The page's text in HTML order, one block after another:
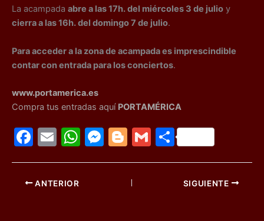
La acampada abre a las 17h. del miércoles 3 de julio y
cierra a las 16h. del domingo 7 de julio.
Para acceder a la zona de acampada es imprescindible
contar con entrada para los conciertos.
www.portamerica.es
Compra tus entradas aquí PORTAMÉRICA
F
c
e
E
ai
l
W M Bl
g
g
G C
m
p
ANTERIOR SIGUIENTE